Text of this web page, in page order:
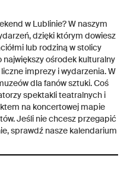
w Lublinie? W naszym
dzięki którym dowiesz
lub rodziną w stolicy
ośrodek kulturalny
imprezy i wydarzenia. W
dla fanów sztuki. Coś
spektakli teatralnych i
na koncertowej mapie
Jeśli nie chcesz przegapić
sprawdź nasze kalendarium